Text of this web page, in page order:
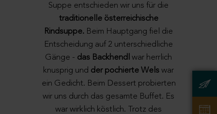
Suppe entschieden wir uns für die
traditionelle österreichische
Rindsuppe. Beim Hauptgang fiel die
Entscheidung auf 2 unterschiedliche
Gänge - das Backhendl war herrlich
knusprig und der pochierte Wels war
ein Gedicht. Beim Dessert probierten
wir uns durch das gesamte Buffet. Es
war wirklich köstlich. Trotz des